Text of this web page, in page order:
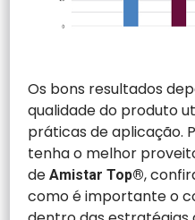
Os bons resultados
qualidade do produto
práticas de aplicação.
tenha o melhor
deAmistar Top®,
como é importante o